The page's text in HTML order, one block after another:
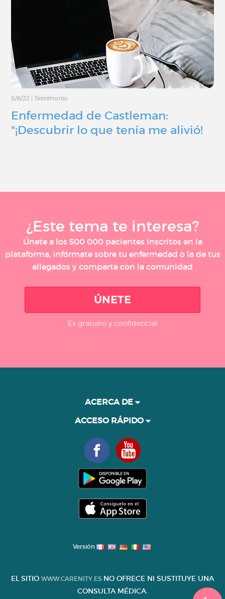
8/6/22 Testimonio
Enfermedad de Castleman:
"¡Descubrir lo que tenía me alivió!
¿Este tema te interesa?
Únete a los 500 000 pacientes inscritos en la
plataforma, infórmate sobre tu enfermedad o la de tus
allegados y comparte con la comunidad
ÚNETE
Es gratuito y confidencial
ACERCA DE
ACCESO RÁPIDO
Versión
EL SITIO WWW.CARENITY.ES NO OFRECE NI SUSTITUYE UNA
CONSULTA MÉDICA.